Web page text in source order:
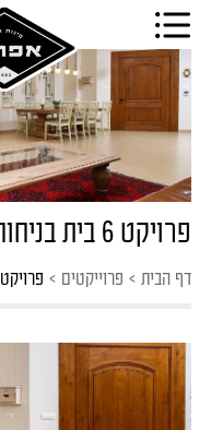
פרויקט 6 בית בניחוח כפרי
דף הבית > פרוייקטים > פרויקט 6 בית בניחוח כפרי